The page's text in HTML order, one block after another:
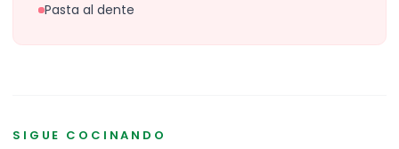
Pasta al dente
SIGUE COCINANDO